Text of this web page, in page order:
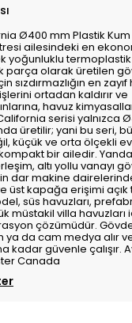
Ø400 mm Plastik Kum
ailesindeki en
yoğunluklu termoplastik
parça olarak üretilen
sızdırmazlığın en zayıf
ortadan kaldırır ve
havuz
serisi yalnızca
üretilir; yani bu seri,
küçük ve orta ölçekli ev
bir ailedir.
altı yollu vanayı
dar makine
üst kapağa erişimi açık
süs havuzları,
müstakil villa havuzları
çözümüdür.
ya da cam medya alır
kadar güvenle çalışır.
Canada